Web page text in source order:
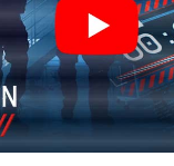
interattivi,
una squadra, origli
collegamento dalla
Turnhout lei e la
i cattivi. A